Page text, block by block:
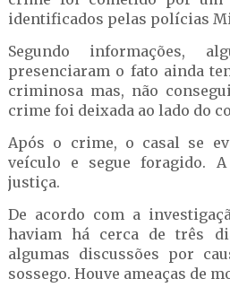
identificados pelas polícias
Segundo informações,
presenciaram o fato ainda
criminosa mas, não
crime foi deixada ao lado do
Após o crime, o casal se
veículo e segue foragido.
justiça.
De acordo com a
haviam há cerca de três
algumas discussões por
sossego. Houve ameaças de